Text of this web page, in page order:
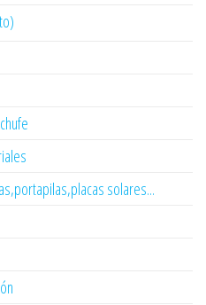
solares...